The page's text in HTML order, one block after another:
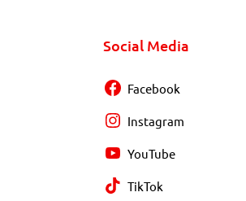
Social Media
Facebook
Instagram
YouTube
TikTok